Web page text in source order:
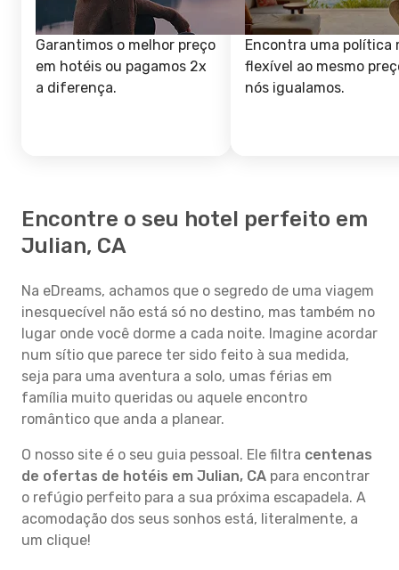
Garantimos o melhor preço
em hotéis ou pagamos 2x
a diferença.
Encontra uma política
flexível ao mesmo
nós igualamos.
Encontre o seu hotel perfeito em
Julian, CA
Na eDreams, achamos que o segredo de uma viagem
inesquecível não está só no destino, mas também no
lugar onde você dorme a cada noite. Imagine acordar
num sítio que parece ter sido feito à sua medida,
seja para uma aventura a solo, umas férias em
família muito queridas ou aquele encontro
romântico que anda a planear.
O nosso site é o seu guia pessoal. Ele filtra centenas
de ofertas de hotéis em Julian, CA para encontrar
o refúgio perfeito para a sua próxima escapadela. A
acomodação dos seus sonhos está, literalmente, a
um clique!